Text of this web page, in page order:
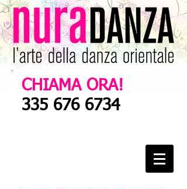
CHIAMA ORA!
335 676 6734